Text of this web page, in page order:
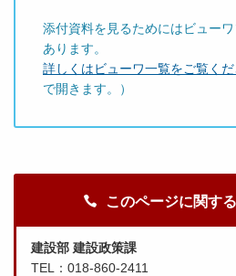
添付資料を見るためにはビュー
あります。
詳しくはビューワ一覧をご覧くだ
で開きます。）
このページに関す
建設部 建設政策課
TEL：018-860-2411